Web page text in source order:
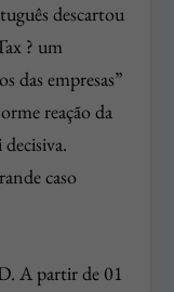
descartou
? um
das empresas”
reação da
caso
A partir de 01